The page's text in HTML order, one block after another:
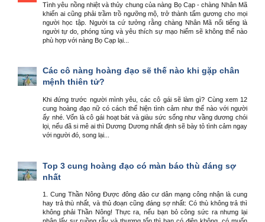
Tình yêu nồng nhiệt và thủy chung của nàng Bọ Cạp - chàng Nhân Mã
khiến ai cũng phải trầm trồ ngưỡng mộ, trở thành tấm gương cho mọi
người học tập. Người ta cứ tưởng rằng chàng Nhân Mã nổi tiếng là
người tự do, phóng túng và yêu thích sự mạo hiểm sẽ không thể nào
phù hợp với nàng Bọ Cạp lại...
Các cô nàng hoàng đạo sẽ thế nào khi gặp chân
mệnh thiên tử?
Khi đứng trước người mình yêu, các cô gái sẽ làm gì? Cùng xem 12
cung hoàng đạo nữ có cách thể hiện tình cảm như thế nào với người
ấy nhé. Vốn là cô gái hoạt bát và giàu sức sống như vầng dương chói
lọi, nếu đã si mê ai thì Dương Dương nhất định sẽ bày tỏ tình cảm ngay
với người đó, song lại...
Top 3 cung hoàng đạo có màn báo thù đáng sợ
nhất
1. Cung Thần Nông Được đông đảo cư dân mạng công nhận là cung
hay trả thù nhất, và thủ đoạn cũng đáng sợ nhất: Có thù không trả thì
không phải Thần Nông! Thực ra, nếu bạn bỏ công sức ra nhưng lại